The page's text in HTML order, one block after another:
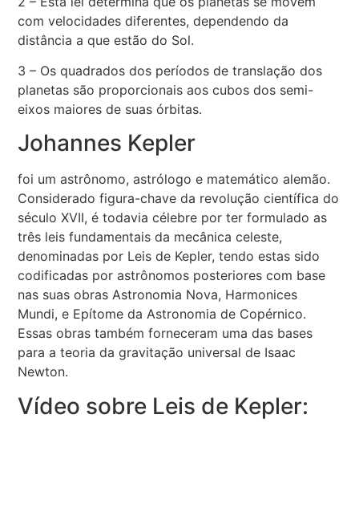
com velocidades diferentes, dependendo da
distância a que estão do Sol.
3 – Os quadrados dos períodos de translação dos
planetas são proporcionais aos cubos dos semi-
eixos maiores de suas órbitas.
Johannes Kepler
foi um astrônomo, astrólogo e matemático alemão.
Considerado figura-chave da revolução científica do
século XVII, é todavia célebre por ter formulado as
três leis fundamentais da mecânica celeste,
denominadas por Leis de Kepler, tendo estas sido
codificadas por astrônomos posteriores com base
nas suas obras Astronomia Nova, Harmonices
Mundi, e Epítome da Astronomia de Copérnico.
Essas obras também forneceram uma das bases
para a teoria da gravitação universal de Isaac
Newton.
Vídeo sobre Leis de Kepler: